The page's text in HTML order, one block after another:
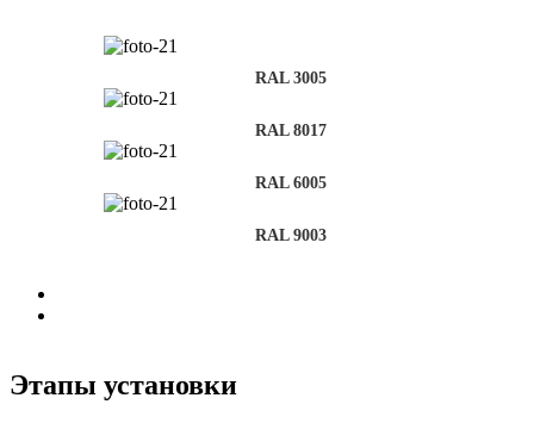
RAL 3005
RAL 8017
RAL 6005
RAL 9003
Этапы установки